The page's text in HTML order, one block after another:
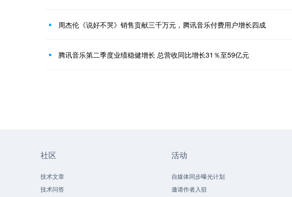
周杰伦《说好不哭》销售贡献三千万元，腾讯音乐付费用户增长四成
腾讯音乐第二季度业绩稳健增长 总营收同比增长31％至59亿元
社区
技术文章
技术问答
活动
自媒体同步曝光计划
邀请作者入驻